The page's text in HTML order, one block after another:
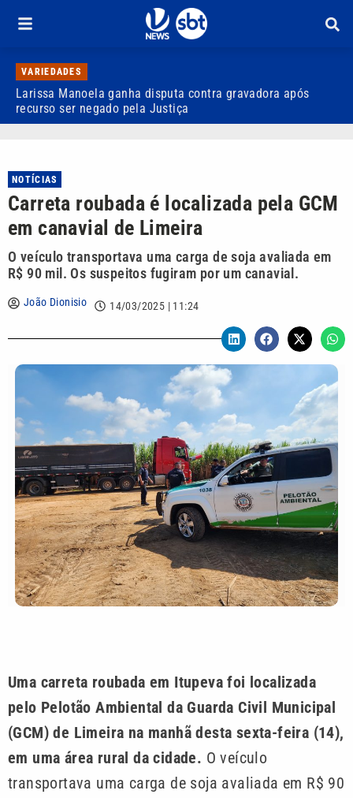
VARIEDADES
Larissa Manoela ganha disputa contra gravadora após
recurso ser negado pela Justiça
NOTÍCIAS
Carreta roubada é localizada pela GCM
em canavial de Limeira
O veículo transportava uma carga de soja avaliada em
R$ 90 mil. Os suspeitos fugiram por um canavial.
João Dionisio 14/03/2025 | 11:24
Uma carreta roubada em Itupeva foi localizada
pelo Pelotão Ambiental da Guarda Civil Municipal
(GCM) de Limeira na manhã desta sexta-feira (14),
em uma área rural da cidade. O veículo
transportava uma carga de soja avaliada em R$ 90